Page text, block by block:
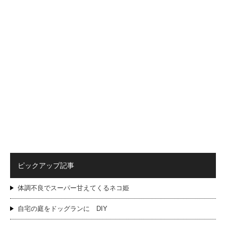
ピックアップ記事
体調不良でスーパー甘えてくるネコ姫
自宅の庭をドッグランに DIY